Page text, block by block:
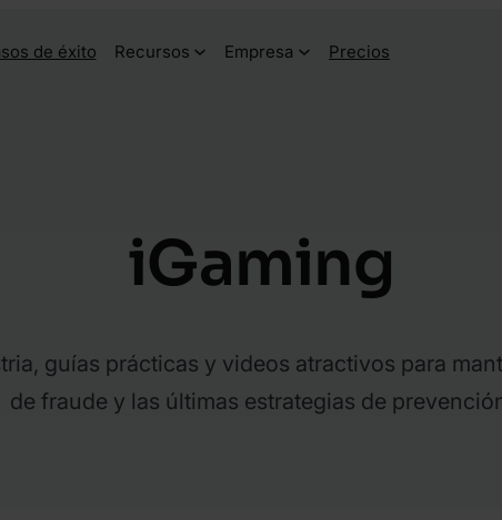
de éxito Recursos Empresa Precios
iGaming
guías prácticas y videos atractivos para
de fraude y las últimas estrategias de